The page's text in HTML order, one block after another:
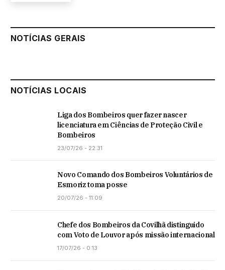
NOTÍCIAS GERAIS
NOTÍCIAS LOCAIS
Liga dos Bombeiros quer fazer nascer
licenciatura em Ciências de Proteção Civil e
Bombeiros
23/07/26 - 22:31
Novo Comando dos Bombeiros Voluntários de
Esmoriz toma posse
20/07/26 - 11:09
Chefe dos Bombeiros da Covilhã distinguido
com Voto de Louvor após missão internacional
17/07/26 - 0:13